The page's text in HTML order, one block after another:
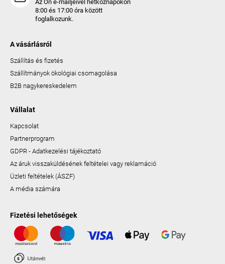
Az Ön e-mailjeivel hétköznapokon
8:00 és 17:00 óra között
foglalkozunk.
A vásárlásról
Szállítás és fizetés
Szállítmányok ökológiai csomagolása
B2B nagykereskedelem
Vállalat
Kapcsolat
Partnerprogram
GDPR - Adatkezelési tájékoztató
Az áruk visszaküldésének feltételei vagy reklamáció
Üzleti feltételek (ÁSZF)
A média számára
Fizetési lehetőségek